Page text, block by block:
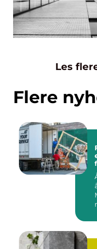
Les
Flere